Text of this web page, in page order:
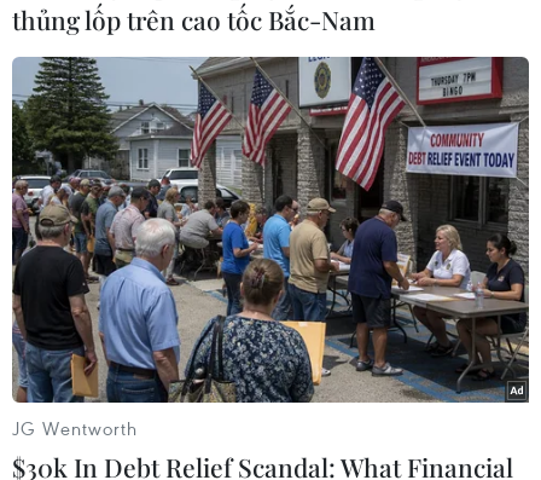
Tuyến tàu cao tốc này bắt đầu đi vào vận hành
từ tháng 9/2018. Công trình này là một phần
trong các nỗ lực thúc đẩy ngành du lịch trong
bối cảnh Saudi Arabia theo đuổi chính sách đa
dạng hóa nền kinh tế để giảm phụ thuộc vào
xuất khẩu dầu mỏ./.
(TTXVN/Vietnam+)
thủng lốp trên cao tốc Bắc-Nam
JG Wentworth
$30k In Debt Relief Scandal: What Financial